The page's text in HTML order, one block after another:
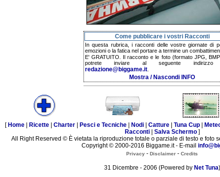
Come pubblicare i vostri Racconti
In questa rubrica, i racconti delle vostre giornate di
emozioni o la fatica nel portare a termine un
E' GRATUITO. Il racconto e le foto (formato JPG,
potrete inviare al seguente indirizzo
redazione@biggame.it
Mostra / Nascondi INFO
[ Home Ricette Charter Pesci e Tecniche Nodi Catture Tuna Cup
Racconti| Salva Schermo]
All Right Reserved © È vietata la riproduzione totale o parziale di testo e foto
Copyright © 2000-2016 Biggame.it - E-mail
Privacy - Disclaimer - Credits
31 Dicembre - 2006 (Powered by Net Tuna)